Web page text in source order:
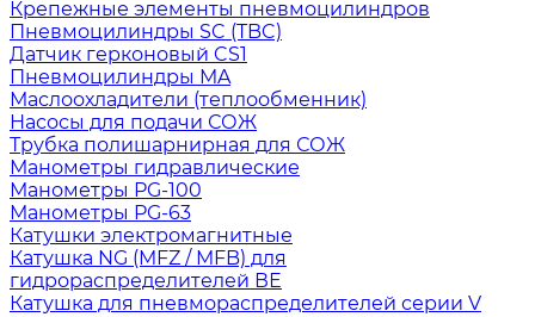
Крепежные элементы пневмоцилиндров
Пневмоцилиндры SC (TBC)
Датчик герконовый CS1
Пневмоцилиндры MA
Маслоохладители (теплообменник)
Насосы для подачи СОЖ
Трубка полишарнирная для СОЖ
Манометры гидравлические
Манометры PG-100
Манометры PG-63
Катушки электромагнитные
Катушка NG (MFZ / MFB) для
гидрораспределителей ВЕ
Катушка для пневмораспределителей серии V